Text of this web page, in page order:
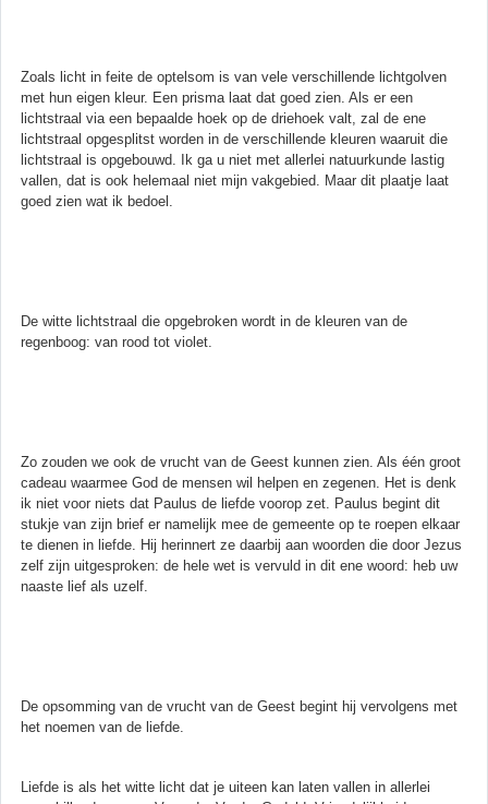
Zoals licht in feite de optelsom is van vele verschillende lichtgolven
met hun eigen kleur. Een prisma laat dat goed zien. Als er een
lichtstraal via een bepaalde hoek op de driehoek valt, zal de ene
lichtstraal opgesplitst worden in de verschillende kleuren waaruit die
lichtstraal is opgebouwd. Ik ga u niet met allerlei natuurkunde lastig
vallen, dat is ook helemaal niet mijn vakgebied. Maar dit plaatje laat
goed zien wat ik bedoel.
De witte lichtstraal die opgebroken wordt in de kleuren van de
regenboog: van rood tot violet.
Zo zouden we ook de vrucht van de Geest kunnen zien. Als één groot
cadeau waarmee God de mensen wil helpen en zegenen. Het is denk
ik niet voor niets dat Paulus de liefde voorop zet. Paulus begint dit
stukje van zijn brief er namelijk mee de gemeente op te roepen elkaar
te dienen in liefde. Hij herinnert ze daarbij aan woorden die door Jezus
zelf zijn uitgesproken: de hele wet is vervuld in dit ene woord: heb uw
naaste lief als uzelf.
De opsomming van de vrucht van de Geest begint hij vervolgens met
het noemen van de liefde.
Liefde is als het witte licht dat je uiteen kan laten vallen in allerlei